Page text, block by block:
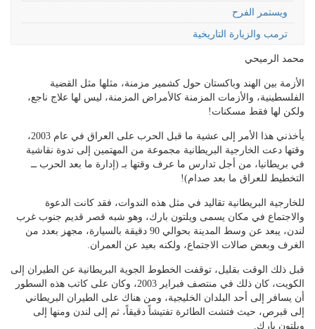
ويستمر الفرح
ترمب والزيارة التاريخية
محمد الرميحي
الأزمة بين الهند وباكستان حول كشمير مزمنة، مثلها مثل القضية
الفلسطينية، والأزمات المزمنة كالأمراض المزمنة، ليس لها علاج ناجع،
ولكن لها فقط مسكنات!
يأخذني هذا الأمر إلى عشية ما قبل الحرب على العراق في عام 2003،
وقتها دعت الخارجية البريطانية مجموعة من المهتمين إلى ندوة نقاشية
في بريطانيا، من أجل تدارس ما عرف وقتها بـ (إدارة ما بعد الحرب ــ
التخطيط للعراق ما بعد صدام)!
للخارجية البريطانية تقاليد في مثل هذه الندوات، فقد كانت الدعوة
والاجتماع في مكان يسمى ويلتون بارك، وهو شبه قصر قديم جنوب غرب
لندن، يبعد عن وسط المدينة بحوالي 90 دقيقة بالسيارة، مجهز بعدد من
الغرف وبعض صالات الاجتماع، ولكنه بعيد عن العمران.
قبل ذلك الوقت بقليل، توقفت الخطوط الجوية البريطانية عن الطيران إلى
الكويت، كان ذلك في منتصف فبراير 2003، وكان على كاتب هذه السطور
أن يسافر إلى أحد البلدان الخليجية، ومن هناك على الطيران البريطاني
إلى قبرص، حيث فتشت الطائرة تفتيشاً دقيقاً، ثم إلى لندن ومنها إلى
ويلتون بارك.